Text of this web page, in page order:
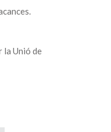
la Unió de